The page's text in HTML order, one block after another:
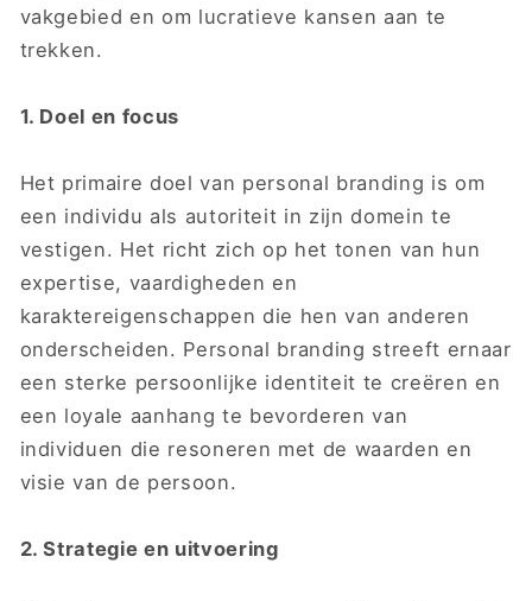
vakgebied en om lucratieve kansen aan te
trekken.
1. Doel en focus
Het primaire doel van personal branding is om
een ​​individu als autoriteit in zijn domein te
vestigen. Het richt zich op het tonen van hun
expertise, vaardigheden en
karaktereigenschappen die hen van anderen
onderscheiden. Personal branding streeft ernaar
een sterke persoonlijke identiteit te creëren en
een loyale aanhang te bevorderen van
individuen die resoneren met de waarden en
visie van de persoon.
2. Strategie en uitvoering